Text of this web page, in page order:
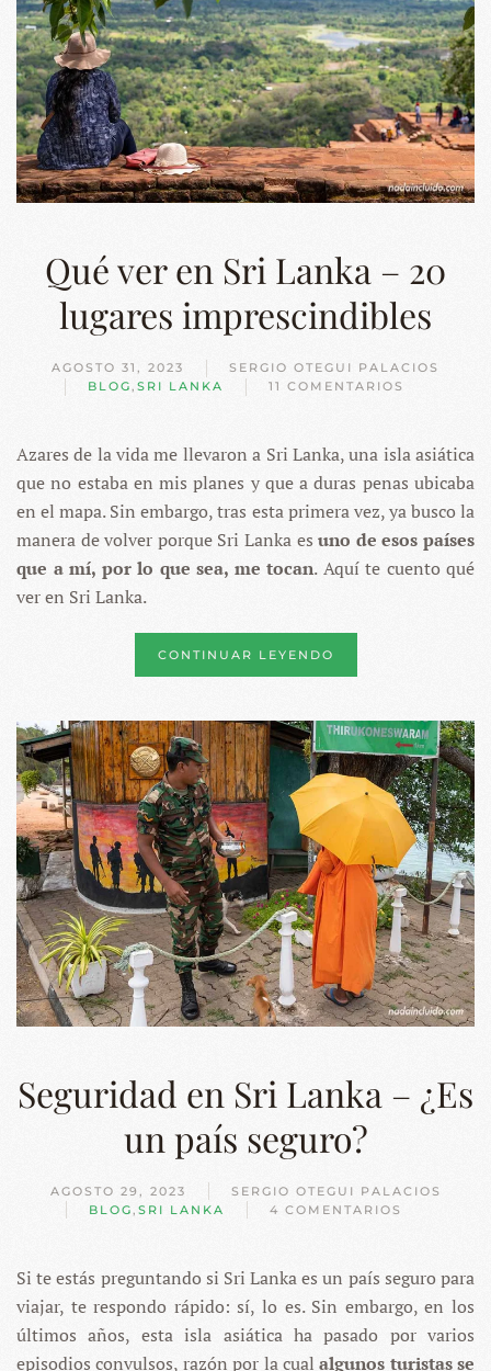
Qué ver en Sri Lanka – 20
lugares imprescindibles
AGOSTO 31, 2023
SERGIO OTEGUI PALACIOS
BLOG, SRI LANKA 11 COMENTARIOS
EN
EN
LANKA
–
LUGARES
IMPRESCINDIBLES
Azares de la vida me llevaron a Sri Lanka, una isla asiática
que no estaba en mis planes y que a duras penas ubicaba
en el mapa. Sin embargo, tras esta primera vez, ya busco la
manera de volver porque Sri Lanka esuno de esos países
que a mí, por lo que sea, me tocan. Aquí te cuento qué
ver en Sri Lanka.
CONTINUAR LEYENDO
Seguridad en Sri Lanka – ¿Es
un país seguro?
AGOSTO 29, 2023
SERGIO OTEGUI PALACIOS
BLOG, SRI LANKA 4 COMENTARIOS
EN
SRI
–
¿ES
PAÍS
Si te estás preguntando si Sri Lanka es un país seguro para
viajar, te respondo rápido: sí, lo es. Sin embargo, en los
últimos años, esta isla asiática ha pasado por varios
episodios convulsos, razón por la cualalgunos turistas se